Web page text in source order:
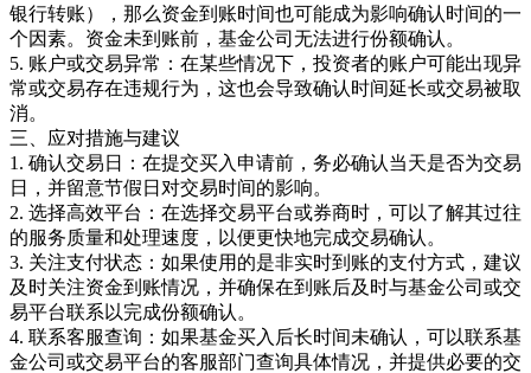
银行转账），那么资金到账时间也可能成为影响确认时间的一
个因素。资金未到账前，基金公司无法进行份额确认。
5. 账户或交易异常：在某些情况下，投资者的账户可能出现异
常或交易存在违规行为，这也会导致确认时间延长或交易被取
消。
三、应对措施与建议
1. 确认交易日：在提交买入申请前，务必确认当天是否为交易
日，并留意节假日对交易时间的影响。
2. 选择高效平台：在选择交易平台或券商时，可以了解其过往
的服务质量和处理速度，以便更快地完成交易确认。
3. 关注支付状态：如果使用的是非实时到账的支付方式，建议
及时关注资金到账情况，并确保在到账后及时与基金公司或交
易平台联系以完成份额确认。
4. 联系客服查询：如果基金买入后长时间未确认，可以联系基
金公司或交易平台的客服部门查询具体情况，并提供必要的交